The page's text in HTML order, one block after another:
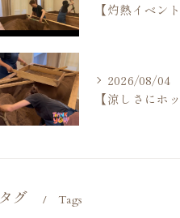
2026/08/04
タグ Tags